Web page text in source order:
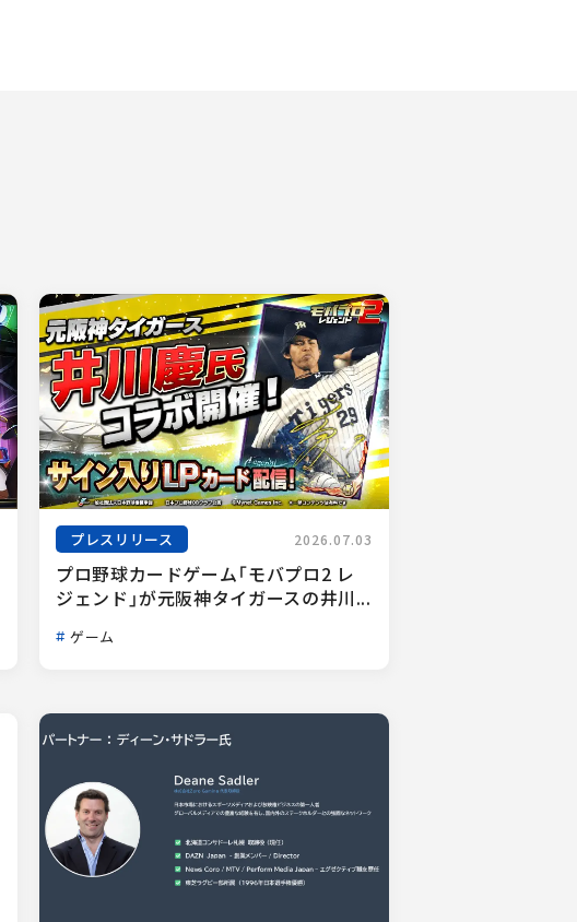
プレスリリース 2026.07.03
プロ野球カードゲーム「モバプロ2 レ
ジェンド」が元阪神タイガースの井川...
ゲーム